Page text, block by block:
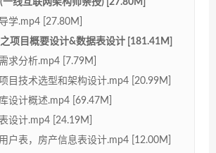
学.mp4 [27.80M]
项目概要设计&数据表设计 [181.41M]
求分析.mp4 [7.79M]
目技术选型和架构设计.mp4 [20.99M]
设计概述.mp4 [69.47M]
设计.mp4 [24.19M]
户表，房产信息表设计.mp4 [12.00M]